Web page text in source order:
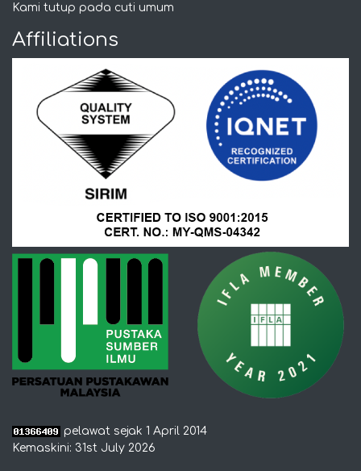
Kami tutup pada cuti umum
Affiliations
pelawat sejak 1 April 2014
Kemaskini: 31st July 2026